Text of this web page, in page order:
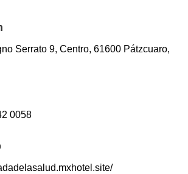
Serrato 9, Centro, 61600 Pátzcuaro,
0058